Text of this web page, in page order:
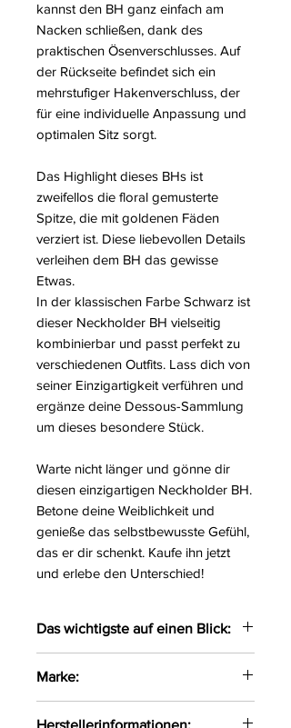
kannst den BH ganz einfach am
Nacken schließen, dank des
praktischen Ösenverschlusses. Auf
der Rückseite befindet sich ein
mehrstufiger Hakenverschluss, der
für eine individuelle Anpassung und
optimalen Sitz sorgt.
Das Highlight dieses BHs ist
zweifellos die floral gemusterte
Spitze, die mit goldenen Fäden
verziert ist. Diese liebevollen Details
verleihen dem BH das gewisse
Etwas.
In der klassischen Farbe Schwarz ist
dieser Neckholder BH vielseitig
kombinierbar und passt perfekt zu
verschiedenen Outfits. Lass dich von
seiner Einzigartigkeit verführen und
ergänze deine Dessous-Sammlung
um dieses besondere Stück.
Warte nicht länger und gönne dir
diesen einzigartigen Neckholder BH.
Betone deine Weiblichkeit und
genieße das selbstbewusste Gefühl,
das er dir schenkt. Kaufe ihn jetzt
und erlebe den Unterschied!
Das wichtigste auf einen Blick:
Mit gepolsterten Cups
Der BH wird am Nacken durch
Marke: